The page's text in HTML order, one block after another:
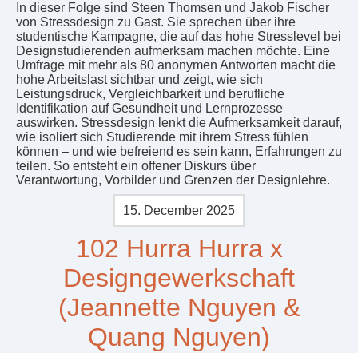
In dieser Folge sind Steen Thomsen und Jakob Fischer
von Stressdesign zu Gast. Sie sprechen über ihre
studentische Kampagne, die auf das hohe Stresslevel bei
Designstudierenden aufmerksam machen möchte. Eine
Umfrage mit mehr als 80 anonymen Antworten macht die
hohe Arbeitslast sichtbar und zeigt, wie sich
Leistungsdruck, Vergleichbarkeit und berufliche
Identifikation auf Gesundheit und Lernprozesse
auswirken. Stressdesign lenkt die Aufmerksamkeit darauf,
wie isoliert sich Studierende mit ihrem Stress fühlen
können – und wie befreiend es sein kann, Erfahrungen zu
teilen. So entsteht ein offener Diskurs über
Verantwortung, Vorbilder und Grenzen der Designlehre.
15. December 2025
102 Hurra Hurra x
Designgewerkschaft
(Jeannette Nguyen &
Quang Nguyen)